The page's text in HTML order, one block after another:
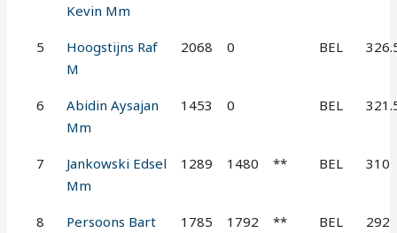
Kevin Mm
5
Hoogstijns Raf
M
2068 0 BEL
6
Abidin Aysajan
Mm
1453 0 BEL
7
Jankowski Edsel
Mm
1289 1480 ** BEL 310
8
Persoons Bart
1785 1792 ** BEL 292